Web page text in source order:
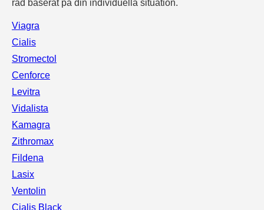
råd baserat på din individuella situation.
Viagra
Cialis
Stromectol
Cenforce
Levitra
Vidalista
Kamagra
Zithromax
Fildena
Lasix
Ventolin
Cialis Black